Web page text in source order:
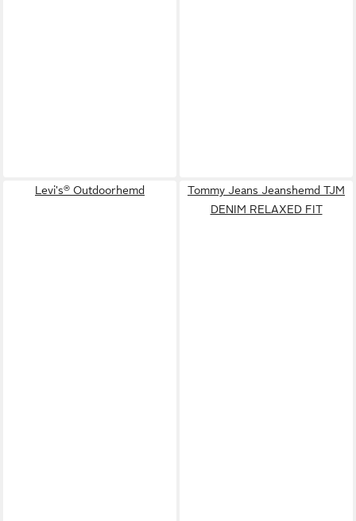
Levi's® Outdoorhemd
Tommy Jeans Jeanshemd TJM
DENIM RELAXED FIT